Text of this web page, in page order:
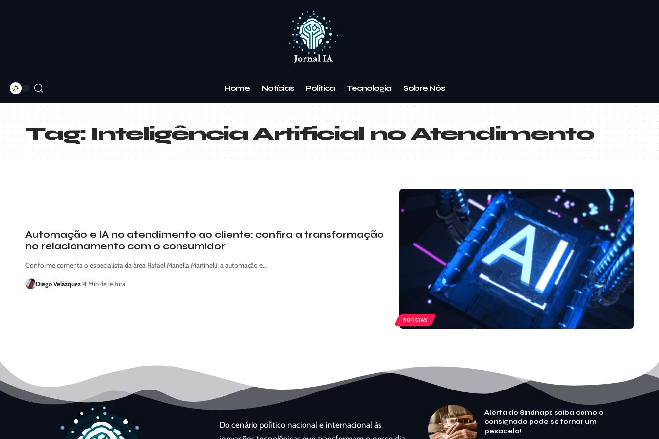
Home Notícias Política Tecnologia Sobre Nós
Tag: Inteligência Artificial no Atendimento
NOTÍCIAS
Automação e IA no atendimento ao cliente: confira a transformação
no relacionamento com o consumidor
Conforme comenta o especialista da área Rafael Manella Martinelli, a automação e…
Diego Velázquez 4 Min de leitura
Do cenário político nacional e internacional às
Alerta do Sindnapi: saiba como o
consignado pode se tornar um
pesadelo!